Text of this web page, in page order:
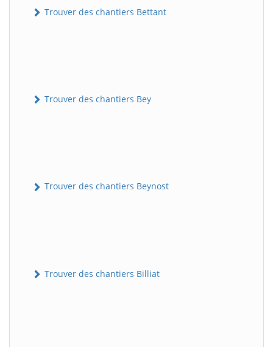
Trouver des chantiers Bettant
Trouver des chantiers Bey
Trouver des chantiers Beynost
Trouver des chantiers Billiat